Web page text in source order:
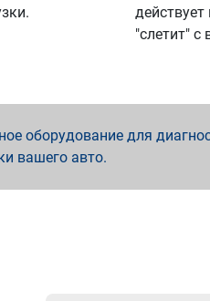
действует
"слетит"
оборудование для
вашего авто.